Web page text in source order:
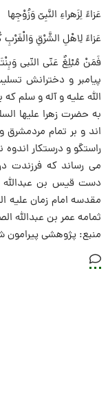
عَزاءً لِزَهراءِ النَّبِىّ
عَزاءً لِاهْلِ الشَّرْقِ
فَمَنْ مُبْلِغٌ عَنّى
پیامبر و دخترانش
الله علیه و آله و سلم
به حضرت زهرا علیها
اند و بر تمام
راستگو و درستکار
مى رساند که
دست قیس بن
مقدسه امام زمان علیه
ثمامه عمر بن عبداللَّه
منبع: پژوهشی پیرامون